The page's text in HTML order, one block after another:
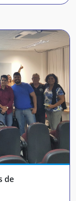
de